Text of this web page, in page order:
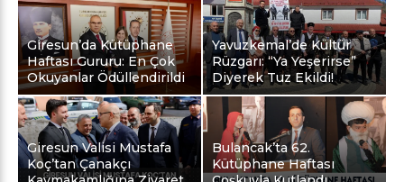
Giresun’da Kütüphane
Haftası Gururu: En Çok
Okuyanlar Ödüllendirildi
Yavuzkemal’de Kültür
Rüzgarı: “Ya Yeşerirse”
Diyerek Tuz Ekildi!
Giresun Valisi Mustafa
Koç’tan Çanakçı
Bulancak’ta 62.
Kütüphane Haftası